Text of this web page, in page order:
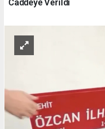
Caddeye Verildi